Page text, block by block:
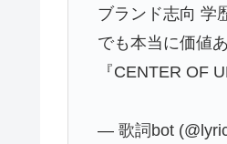
ブランド志向 学
でも本当に価値
『CENTER OF
— 歌詞bot